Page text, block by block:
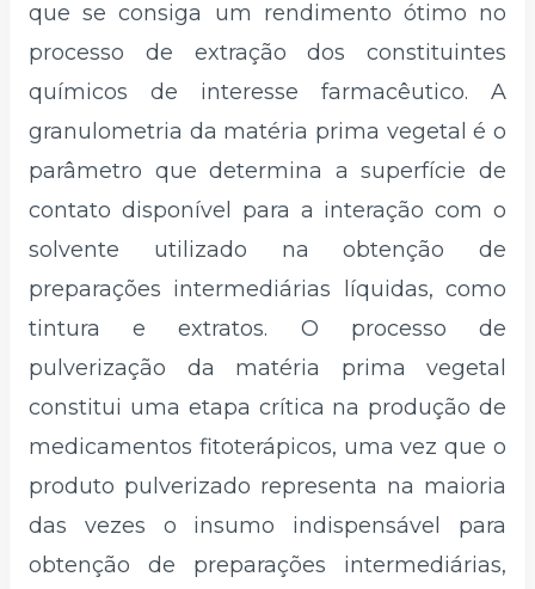
que se consiga um rendimento ótimo no
processo de extração dos constituintes
químicos de interesse farmacêutico. A
granulometria da matéria prima vegetal é o
parâmetro que determina a superfície de
contato disponível para a interação com o
solvente utilizado na obtenção de
preparações intermediárias líquidas, como
tintura e extratos. O processo de
pulverização da matéria prima vegetal
constitui uma etapa crítica na produção de
medicamentos fitoterápicos, uma vez que o
produto pulverizado representa na maioria
das vezes o insumo indispensável para
obtenção de preparações intermediárias,